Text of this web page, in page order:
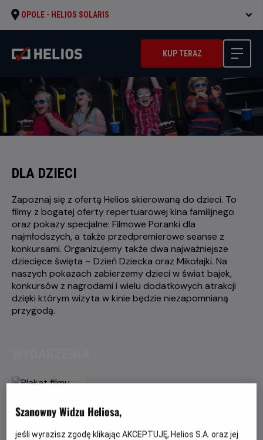
OPOLE - HELIOS SOLARIS
KUP TERAZ
DLA DZIECI
Zapoznaj się z ofertą Helios skierowaną do dzieci. To
filmy z bogatej oferty repertuarowej kina familijnego
oraz pokazy specjalne: Filmowe Poranki dla
najmłodszych, a także przedpremierowe seanse z
konkursami. Organizujemy także dwa najważniejsze
dziecięce święta – Dzień Dziecka oraz Mikołajki. Na
naszych pokazach zabierzemy dzieci w świat bajek,
konkursów z nagrodami i wielu dodatkowych atrakcji
dzięki którym wizyta w kinie będzie niezapomnianą
przygodą.
Szanowny Widzu Heliosa,
jeśli wyrazisz zgodę klikając AKCEPTUJĘ, Helios S.A. oraz jej